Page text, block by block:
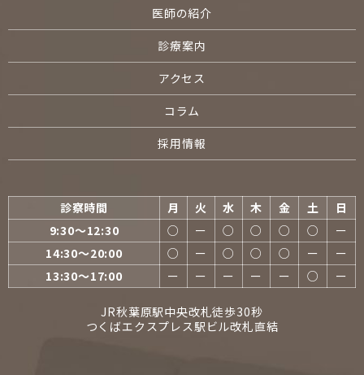
医師の紹介
診療案内
アクセス
コラム
採用情報
診察時間 月 火 水 木 金 土
日
9:30〜12:30
○ ー ○ ○ ○ ○
ー
14:30〜20:00
○ ー ○ ○ ○ ー
ー
13:30〜17:00
ー ー ー ー ー ○ ー
JR秋葉原駅中央改札徒歩30秒
つくばエクスプレス駅ビル改札直結